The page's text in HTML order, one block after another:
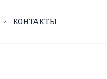
КОНТАКТЫ